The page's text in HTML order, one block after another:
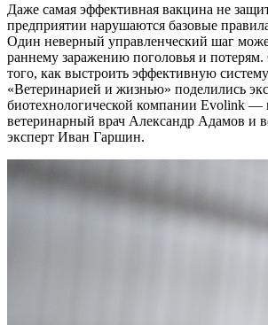
Даже самая эффективная вакцина не
предприятии нарушаются базовые
Один неверный управленческий шаг
раннему заражению поголовья и
того, как выстроить эффективную
«Ветеринарией и жизнью» поделились
биотехнологической компании Evolink —
ветеринарный врач Александр Адамов и
эксперт Иван Гаршин.